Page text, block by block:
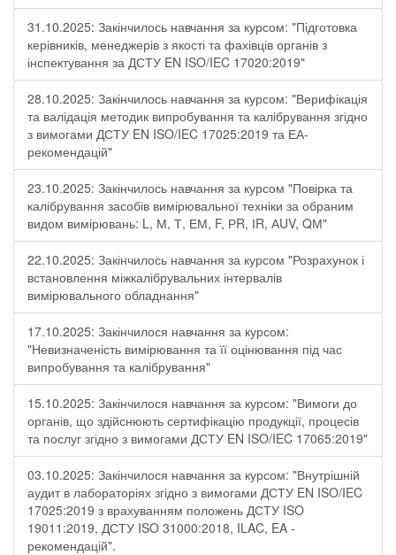
31.10.2025: Закінчилось навчання за курсом: "Підготовка
керівників, менеджерів з якості та фахівців органів з
інспектування за ДСТУ EN ISO/IEC 17020:2019"
28.10.2025: Закінчилось навчання за курсом: "Верифікація
та валідація методик випробування та калібрування згідно
з вимогами ДСТУ EN ISO/IEC 17025:2019 та ЕА-
рекомендацій"
23.10.2025: Закінчилось навчання за курсом "Повірка та
калібрування засобів вимірювальної техніки за обраним
видом вимірювань: L, М, Т, ЕМ, F, РR, ІR, АUV, QМ"
22.10.2025: Закінчилось навчання за курсом "Розрахунок і
встановлення міжкалібрувальних інтервалів
вимірювального обладнання"
17.10.2025: Закінчилося навчання за курсом:
"Невизначеність вимірювання та її оцінювання під час
випробування та калібрування"
15.10.2025: Закінчилося навчання за курсом: "Вимоги до
органів, що здійснюють сертифікацію продукції, процесів
та послуг згідно з вимогами ДСТУ EN ISO/IEC 17065:2019"
03.10.2025: Закінчилося навчання за курсом: "Внутрішній
аудит в лабораторіях згідно з вимогами ДСТУ EN ISO/IEC
17025:2019 з врахуванням положень ДСТУ ISO
19011:2019, ДСТУ ISO 31000:2018, ILAC, EA -
рекомендацій".